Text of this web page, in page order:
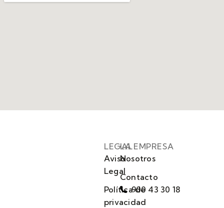
LEGAL
Aviso
Legal
Política de
privacidad
LA EMPRESA
Nosotros
Contacto
900 43 30 18